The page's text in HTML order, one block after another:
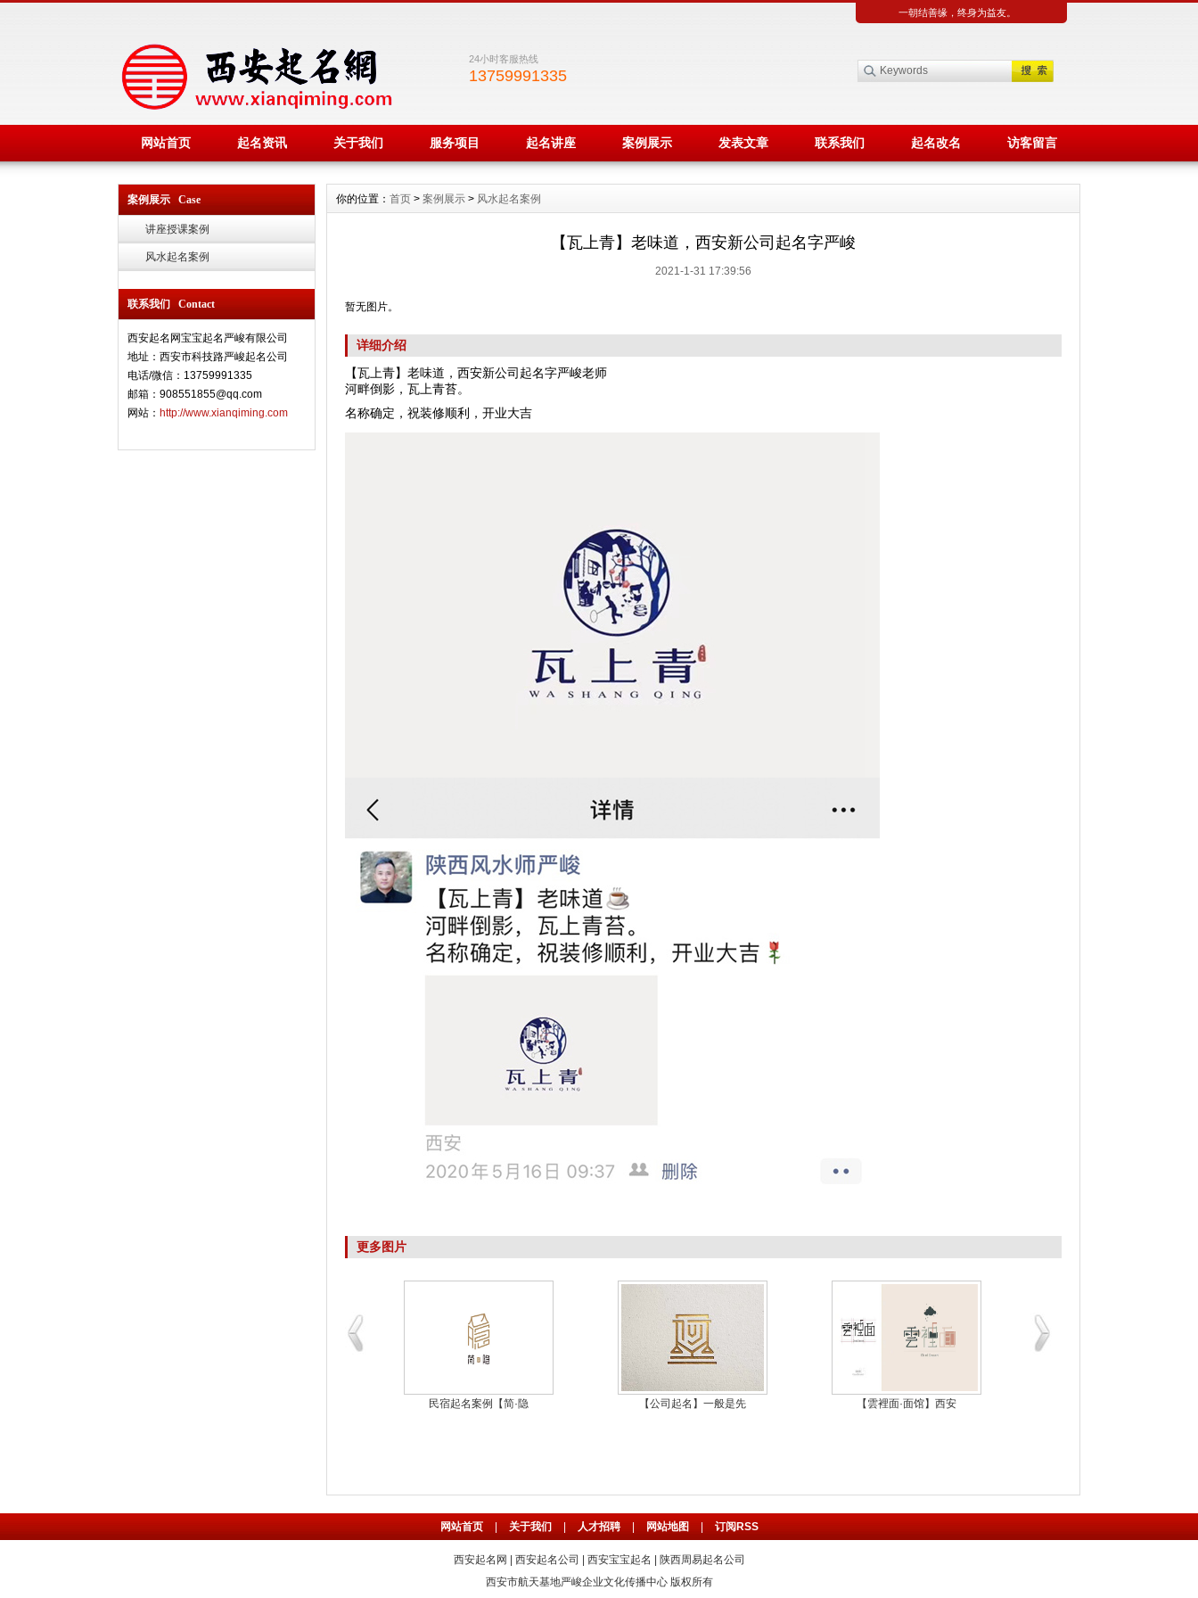
一朝结善缘，终身为益友。
24小时客服热线
13759991335
网站首页 起名资讯 关于我们 服务项目 起名讲座 案例展示 发表文章 联系我们 起名改名 访客留言
案例展示 Case
讲座授课案例
风水起名案例
联系我们 Contact
西安起名网宝宝起名严峻有限公司
地址：西安市科技路严峻起名公司
电话/微信：13759991335
邮箱：908551855@qq.com
网站： http://www.xianqiming.com
你的位置： 首页 > 案例展示 > 风水起名案例
【瓦上青】老味道，西安新公司起名字严峻
2021-1-31 17:39:56
暂无图片。
详细介绍
【瓦上青】老味道，西安新公司起名字严峻老师
河畔倒影，瓦上青苔。
名称确定，祝装修顺利，开业大吉
更多图片
民宿起名案例【简·隐 【公司起名】一般是先 【雲裡面·面馆】西安
网站首页 关于我们 人才招聘 网站地图 订阅RSS
西安起名网 西安起名公司 西安宝宝起名
陕西周易起名公司
西安市航天基地严峻企业文化传播中心 版权所有